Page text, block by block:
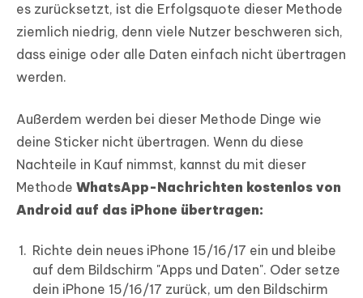
es zurücksetzt, ist die Erfolgsquote dieser Methode
ziemlich niedrig, denn viele Nutzer beschweren sich,
dass einige oder alle Daten einfach nicht übertragen
werden.
Außerdem werden bei dieser Methode Dinge wie
deine Sticker nicht übertragen. Wenn du diese
Nachteile in Kauf nimmst, kannst du mit dieser
Methode WhatsApp-Nachrichten kostenlos von
Android auf das iPhone übertragen:
Richte dein neues iPhone 15/16/17 ein und bleibe
auf dem Bildschirm "Apps und Daten". Oder setze
dein iPhone 15/16/17 zurück, um den Bildschirm